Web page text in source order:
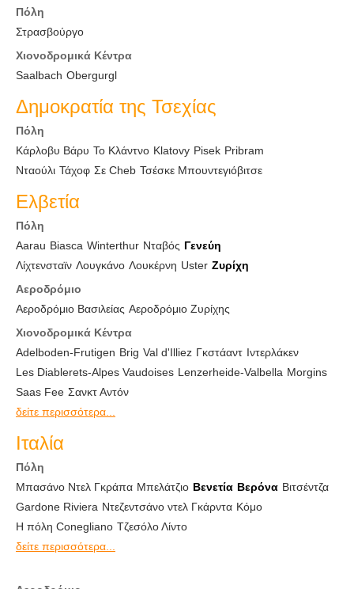
Πόλη
Στρασβούργο
Χιονοδρομικά Κέντρα
Saalbach Obergurgl
Δημοκρατία της Τσεχίας
Πόλη
Κάρλοβυ Βάρυ Το Κλάντνο Klatovy Pisek Pribram
Νταούλι Τάχοφ Σε Cheb Τσέσκε Μπουντεγιόβιτσε
Ελβετία
Πόλη
Aarau Biasca Winterthur Νταβός Γενεύη
Λίχτενσταϊν Λουγκάνο Λουκέρνη Uster Ζυρίχη
Αεροδρόμιο
Αεροδρόμιο Βασιλείας Αεροδρόμιο Ζυρίχης
Χιονοδρομικά Κέντρα
Adelboden-Frutigen Brig Val d'Illiez Γκστάαντ Ιντερλάκεν
Les Diablerets-Alpes Vaudoises Lenzerheide-Valbella Morgins
Saas Fee Σανκτ Αντόν
δείτε περισσότερα...
Ιταλία
Πόλη
Μπασάνο Ντελ Γκράπα Μπελάτζιο Βενετία Βερόνα Βιτσέντζα
Gardone Riviera Ντεζεντσάνο ντελ Γκάρντα Κόμο
Η πόλη Conegliano Τζεσόλο Λίντο
δείτε περισσότερα...